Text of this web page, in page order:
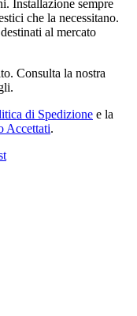
Installazione sempre
che la necessitano.
al mercato
Consulta la nostra
di Spedizione e la
Accettati.